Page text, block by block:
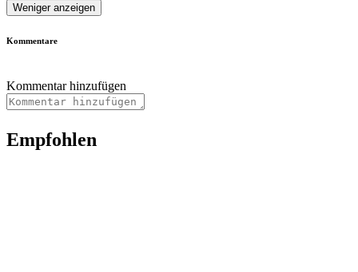
Weniger anzeigen
Kommentare
Kommentar hinzufügen
Empfohlen